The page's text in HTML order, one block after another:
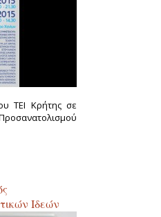
ΤΕΙ Κρήτης σε
Ιδεών